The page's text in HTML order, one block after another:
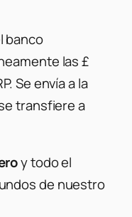
banco
las £
Se envía a la
transfiere a
y todo el
de nuestro